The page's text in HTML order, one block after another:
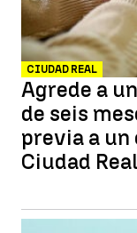
CIUDAD REAL
Agrede a
de seis
previa a un
Ciudad